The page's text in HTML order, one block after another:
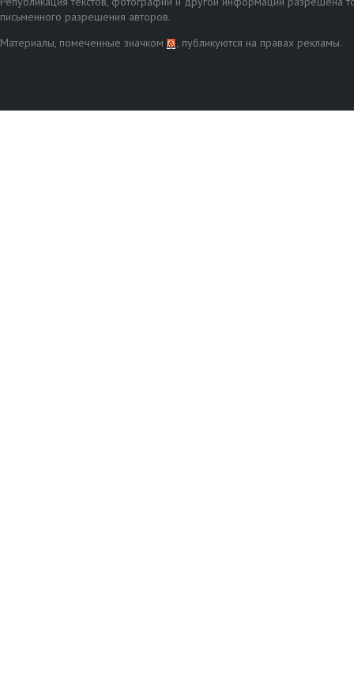
письменного разрешения авторов.
Материалы, помеченные значком
, публикуются на правах рекламы.